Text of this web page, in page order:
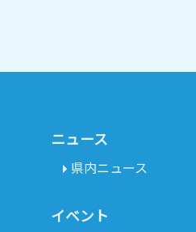
ニュース
県内ニュース
イベント